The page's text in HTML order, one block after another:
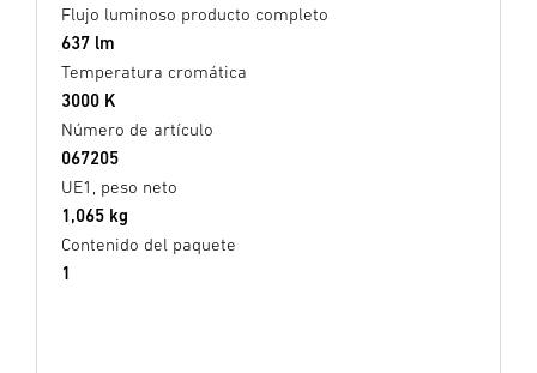
Flujo luminoso producto completo
637 lm
Temperatura cromática
3000 K
Número de artículo
067205
UE1, peso neto
1,065 kg
Contenido del paquete
1